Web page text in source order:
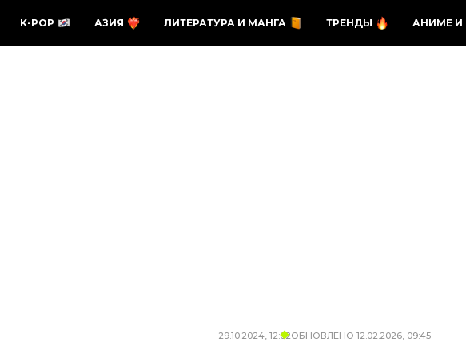
K-POP АЗИЯ ЛИТЕРАТУРА И МАНГА ТРЕНДЫ АНИМЕ И
29.10.2024, 12:02ОБНОВЛЕНО 12.02.2026, 09:45